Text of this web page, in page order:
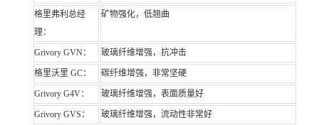
格里弗利总经
理：
矿物强化，低翘曲
Grivory GVN： 玻璃纤维增强，抗冲击
格里沃里 GC： 碳纤维增强，非常坚硬
Grivory G4V： 玻璃纤维增强，表面质量好
Grivory GVS： 玻璃纤维增强，流动性非常好